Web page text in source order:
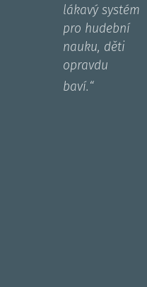
lákavý systém
pro hudební
nauku, děti
opravdu
baví.“